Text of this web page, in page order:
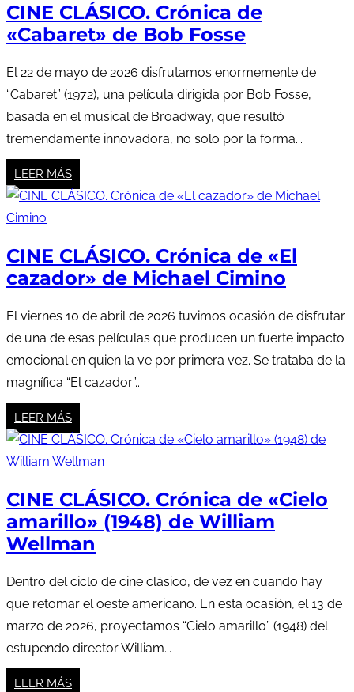
CINE CLÁSICO. Crónica de
«Cabaret» de Bob Fosse
El 22 de mayo de 2026 disfrutamos enormemente de
“Cabaret” (1972), una película dirigida por Bob Fosse,
basada en el musical de Broadway, que resultó
tremendamente innovadora, no solo por la forma...
LEER MÁS
CINE CLÁSICO. Crónica de «El
cazador» de Michael Cimino
El viernes 10 de abril de 2026 tuvimos ocasión de disfrutar
de una de esas películas que producen un fuerte impacto
emocional en quien la ve por primera vez. Se trataba de la
magnífica “El cazador”...
LEER MÁS
CINE CLÁSICO. Crónica de «Cielo
amarillo» (1948) de William
Wellman
Dentro del ciclo de cine clásico, de vez en cuando hay
que retomar el oeste americano. En esta ocasión, el 13 de
marzo de 2026, proyectamos “Cielo amarillo” (1948) del
estupendo director William...
LEER MÁS